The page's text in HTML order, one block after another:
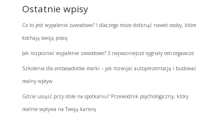
Ostatnie wpisy
Co to jest wypalenie zawodowe? I dlaczego może dotknąć nawet osoby, które
kochają swoją pracę
Jak rozpoznać wypalenie zawodowe? 3 najważniejsze sygnały ostrzegawcze
Szkolenia dla ambasadorów marki – jak rozwijać autoprezentację i budować
realny wpływ
Gdzie usiąść przy stole na spotkaniu? Przewodnik psychologiczny, który
realnie wpływa na Twoją karierę